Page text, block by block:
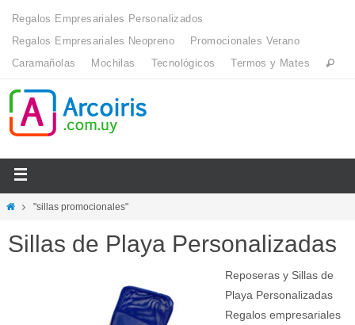
Regalos Empresariales Personalizados
Regalos Empresariales Neopreno
Promocionales Verano
Caramañolas
Mochilas Tecnológicos Termos y Mates
"sillas promocionales"
Sillas de Playa Personalizadas
Reposeras y Sillas de
Playa Personalizadas
Regalos empresariales